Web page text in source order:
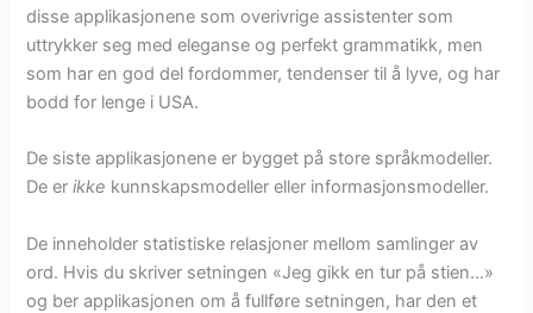
disse applikasjonene som overivrige assistenter som
uttrykker seg med eleganse og perfekt grammatikk, men
som har en god del fordommer, tendenser til å lyve, og har
bodd for lenge i USA.
De siste applikasjonene er bygget på store språkmodeller.
De er ikke kunnskapsmodeller eller informasjonsmodeller.
De inneholder statistiske relasjoner mellom samlinger av
ord. Hvis du skriver setningen «Jeg gikk en tur på stien…»
og ber applikasjonen om å fullføre setningen, har den et